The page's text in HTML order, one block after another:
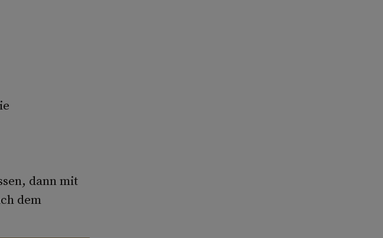
dann mit
dem